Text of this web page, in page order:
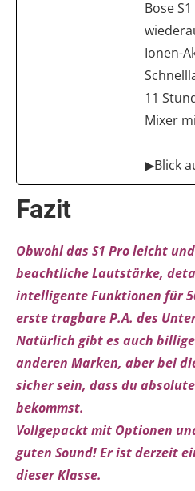
Bose
Ionen-
11
Mixer
▶Blick
Fazit
Obwohl das S1 Pro leicht
beachtliche Lautstärke,
intelligente Funktionen für
erste tragbare P.A. des
Natürlich gibt es auch
anderen Marken, aber bei
sicher sein, dass du
bekommst.
Vollgepackt mit Optionen
guten Sound! Er ist derzeit
dieser Klasse.